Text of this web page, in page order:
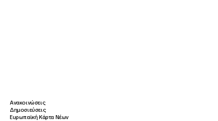
Ανακοινώσεις
Δημοσιεύσεις
Ευρωπαϊκή Κάρτα Νέων